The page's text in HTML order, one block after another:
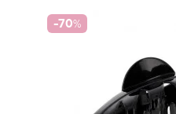
-70%